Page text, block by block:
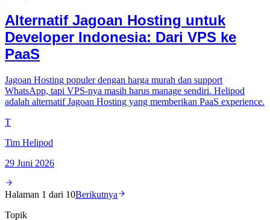
Alternatif Jagoan Hosting untuk
Developer Indonesia: Dari VPS ke
PaaS
Jagoan Hosting populer dengan harga murah dan support
WhatsApp, tapi VPS-nya masih harus manage sendiri. Helipod
adalah alternatif Jagoan Hosting yang memberikan PaaS experience.
T
Tim Helipod
29 Juni 2026
Halaman 1 dari 10Berikutnya
Topik